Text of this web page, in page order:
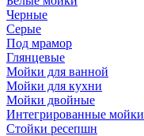
Черные
Серые
Под мрамор
Глянцевые
Мойки для ванной
Мойки для кухни
Мойки двойные
Интегрированные мойки
Стойки ресепшн